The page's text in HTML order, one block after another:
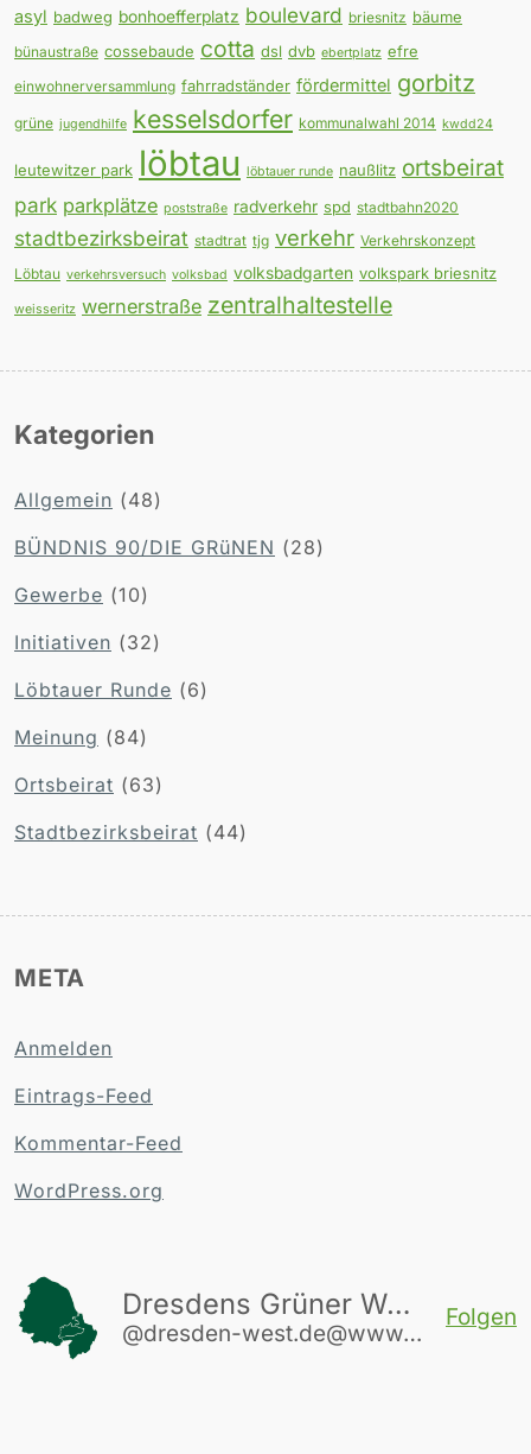
asyl badweg bonhoefferplatz boulevard briesnitz bäume
bünaustraße cossebaude cotta dsl dvb ebertplatz efre
einwohnerversammlung fahrradständer fördermittel gorbitz
grüne jugendhilfe kesselsdorfer kommunalwahl 2014 kwdd24
leutewitzer park löbtau löbtauer runde naußlitz ortsbeirat
park parkplätze poststraße radverkehr spd stadtbahn2020
stadtbezirksbeirat stadtrat tjg verkehr Verkehrskonzept
Löbtau verkehrsversuch volksbad volksbadgarten volkspark briesnitz
weisseritz wernerstraße zentralhaltestelle
Kategorien
Allgemein (48)
BÜNDNIS 90/DIE GRüNEN (28)
Gewerbe (10)
Initiativen (32)
Löbtauer Runde (6)
Meinung (84)
Ortsbeirat (63)
Stadtbezirksbeirat (44)
META
Anmelden
Eintrags-Feed
Kommentar-Feed
WordPress.org
Dresdens Grüner Westen
@dresden-west.de@www.dresden-west.de
Folgen